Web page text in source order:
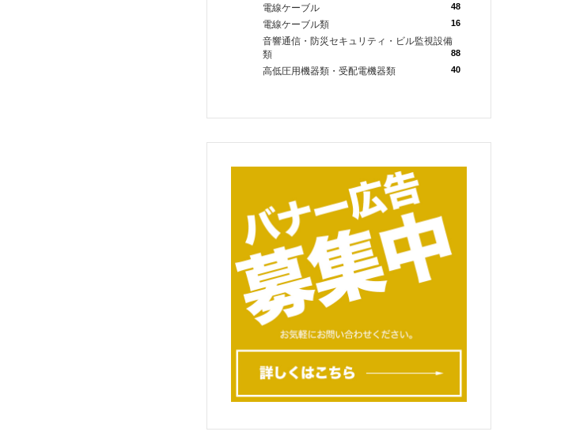
電線ケーブル 48
電線ケーブル類 16
音響通信・防災セキュリティ・ビル監視設備
類
88
高低圧用機器類・受配電機器類 40